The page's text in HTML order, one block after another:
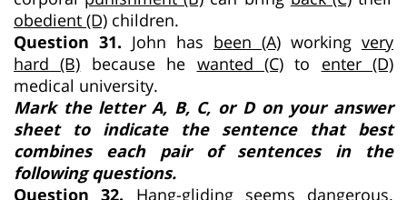
obedient (D) children.
Question 31. John has been (A) working very
hard (B) because he wanted (C)to enter (D)
medical university.
Mark the letter A, B, C, or D on your answer
sheet to indicate the sentence that best
combines each pair of sentences in the
following questions.
Question 32. Hang-gliding seems dangerous.